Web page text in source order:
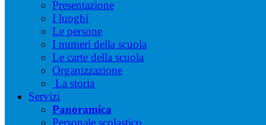
Presentazione
I luoghi
Le persone
I numeri della scuola
Le carte della scuola
Organizzazione
La storia
Servizi
Panoramica
Personale scolastico